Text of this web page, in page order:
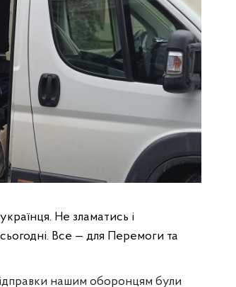
Не зламатись і
Все — для Перемоги та
нашим оборонцям були